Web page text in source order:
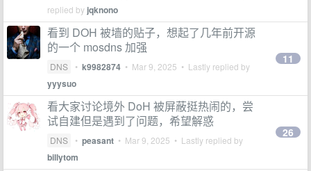
replied by jqknono
看到 DOH 被墙的贴子，想起了几年前开源
的一个 mosdns 加强
DNS • k9982874 • Mar 9, 2025 • Lastly replied by
yyysuo
11
看大家讨论境外 DoH 被屏蔽挺热闹的，尝
试自建但是遇到了问题，希望解惑
DNS • peasant • Mar 9, 2025 • Lastly replied by
billytom
26